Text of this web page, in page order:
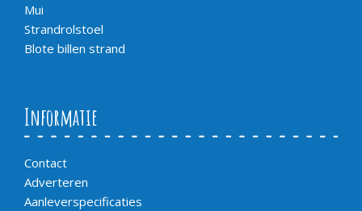
Mui
Strandrolstoel
Blote billen strand
Informatie
Contact
Adverteren
Aanleverspecificaties